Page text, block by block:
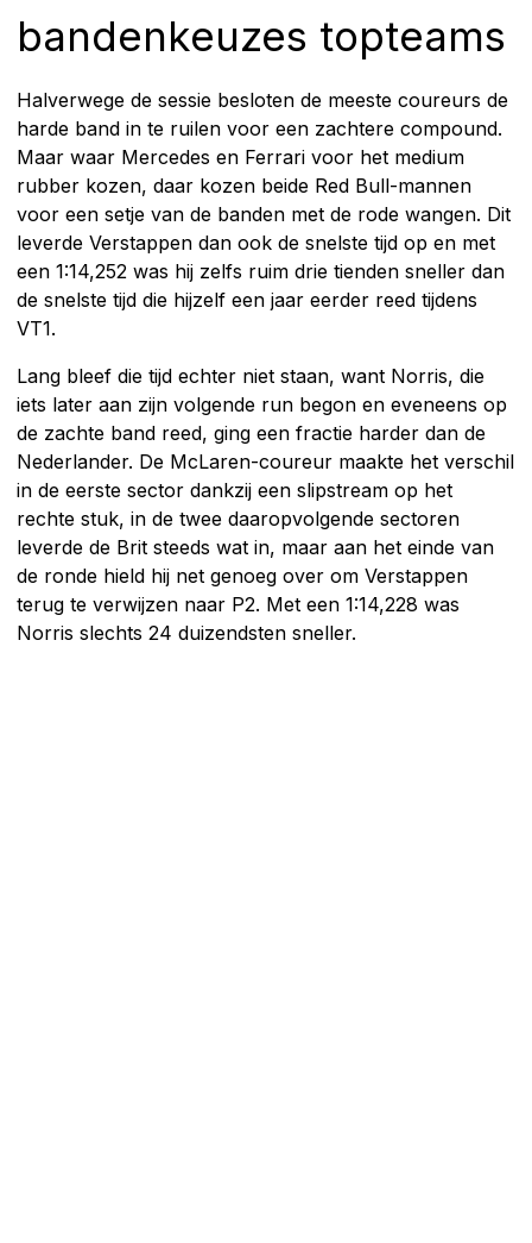
bandenkeuzes topteams
Halverwege de sessie besloten de meeste coureurs de
harde band in te ruilen voor een zachtere compound.
Maar waar Mercedes en Ferrari voor het medium
rubber kozen, daar kozen beide Red Bull-mannen
voor een setje van de banden met de rode wangen. Dit
leverde Verstappen dan ook de snelste tijd op en met
een 1:14,252 was hij zelfs ruim drie tienden sneller dan
de snelste tijd die hijzelf een jaar eerder reed tijdens
VT1.
Lang bleef die tijd echter niet staan, want Norris, die
iets later aan zijn volgende run begon en eveneens op
de zachte band reed, ging een fractie harder dan de
Nederlander. De McLaren-coureur maakte het verschil
in de eerste sector dankzij een slipstream op het
rechte stuk, in de twee daaropvolgende sectoren
leverde de Brit steeds wat in, maar aan het einde van
de ronde hield hij net genoeg over om Verstappen
terug te verwijzen naar P2. Met een 1:14,228 was
Norris slechts 24 duizendsten sneller.